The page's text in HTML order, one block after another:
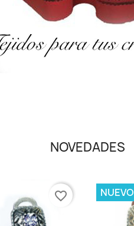
NOVEDADES
favorite_border NUEVO